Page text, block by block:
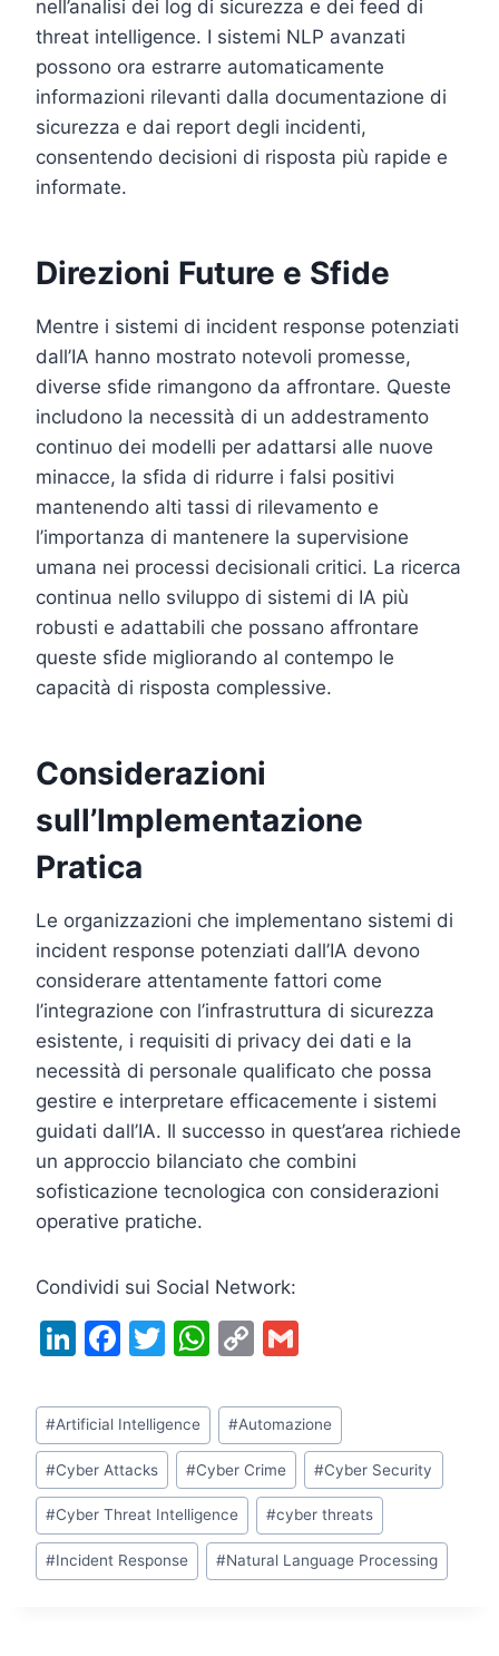
nell’analisi dei log di sicurezza e dei feed di
threat intelligence. I sistemi NLP avanzati
possono ora estrarre automaticamente
informazioni rilevanti dalla documentazione di
sicurezza e dai report degli incidenti,
consentendo decisioni di risposta più rapide e
informate.
Direzioni Future e Sfide
Mentre i sistemi di incident response potenziati
dall’IA hanno mostrato notevoli promesse,
diverse sfide rimangono da affrontare. Queste
includono la necessità di un addestramento
continuo dei modelli per adattarsi alle nuove
minacce, la sfida di ridurre i falsi positivi
mantenendo alti tassi di rilevamento e
l’importanza di mantenere la supervisione
umana nei processi decisionali critici. La ricerca
continua nello sviluppo di sistemi di IA più
robusti e adattabili che possano affrontare
queste sfide migliorando al contempo le
capacità di risposta complessive.
Considerazioni
sull’Implementazione
Pratica
Le organizzazioni che implementano sistemi di
incident response potenziati dall’IA devono
considerare attentamente fattori come
l’integrazione con l’infrastruttura di sicurezza
esistente, i requisiti di privacy dei dati e la
necessità di personale qualificato che possa
gestire e interpretare efficacemente i sistemi
guidati dall’IA. Il successo in quest’area richiede
un approccio bilanciato che combini
sofisticazione tecnologica con considerazioni
operative pratiche.
Condividi sui Social Network:
Li
k
e
dI
n
F
c
e
b
o
o
k
T
itt
er
W
at
s
A
p
p
C
p
y
Li
n
k
ai
l
Tag
articolo:
#Artificial Intelligence #Automazione
#Cyber Attacks #Cyber Crime #Cyber Security
#Cyber Threat Intelligence #cyber threats
#Incident Response #Natural Language Processing